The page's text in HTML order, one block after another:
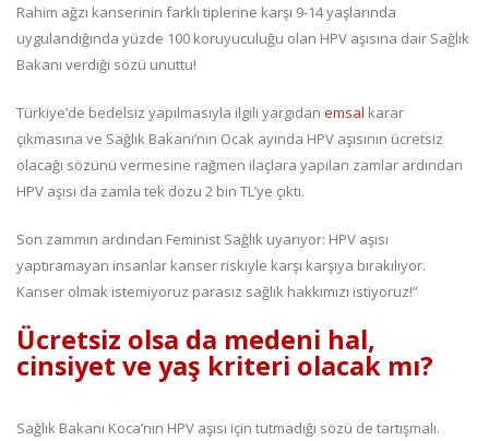
Rahim ağzı kanserinin farklı tiplerine karşı 9-14 yaşlarında
uygulandığında yüzde 100 koruyuculuğu olan HPV aşısına dair Sağlık
Bakanı verdiği sözü unuttu!
Türkiye’de bedelsiz yapılmasıyla ilgili yargıdan emsal karar
çıkmasına ve Sağlık Bakanı’nın Ocak ayında HPV aşısının ücretsiz
olacağı sözünü vermesine rağmen ilaçlara yapılan zamlar ardından
HPV aşısı da zamla tek dozu 2 bin TL’ye çıktı.
Son zammın ardından Feminist Sağlık uyarıyor: HPV aşısı
yaptıramayan insanlar kanser riskiyle karşı karşıya bırakılıyor.
Kanser olmak istemiyoruz parasız sağlık hakkımızı istiyoruz!”
Ücretsiz olsa da medeni hal,
cinsiyet ve yaş kriteri olacak mı?
Sağlık Bakanı Koca’nın HPV aşısı için tutmadığı sözü de tartışmalı.